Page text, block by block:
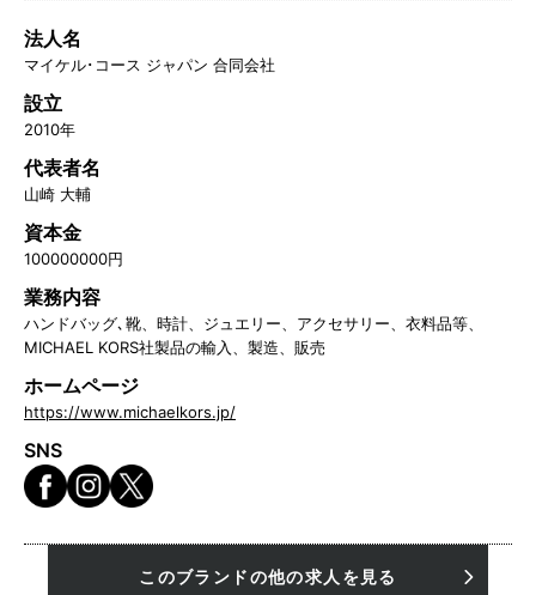
法人名
マイケル･コース ジャパン 合同会社
設立
2010年
代表者名
山崎 大輔
資本金
100000000円
業務内容
ハンドバッグ､靴、時計、ジュエリー、アクセサリー、衣料品等、
MICHAEL KORS社製品の輸入、製造、販売
ホームページ
https://www.michaelkors.jp/
SNS
このブランドの他の求人を見る